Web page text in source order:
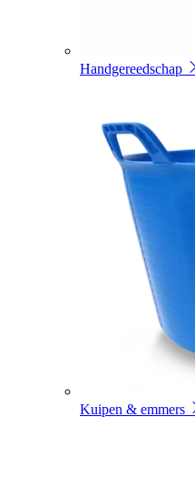
Handgereedschap
Kuipen & emmers